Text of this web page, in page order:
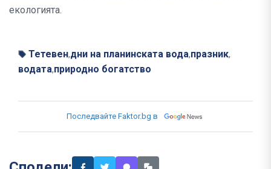
екологията.
Тетевен,дни на планинската вода,празник,
водата,природно богатство
Последвайте Faktor.bg в